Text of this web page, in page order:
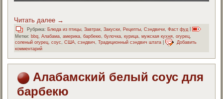
Читать далее →
Рубрика: Блюда из птицы ,Завтрак ,Закуски Рецепты ,Сэндвичи ,Фаст фуд
Метки: bbq,Алабама,америка,барбекю,булочка,курица,мужская кухня,огурец,
соленый огурец,соус,США,сэндвич,Традиционный сэндвич штата |
Добавить
комментарий
Алабамский белый соус для
барбекю